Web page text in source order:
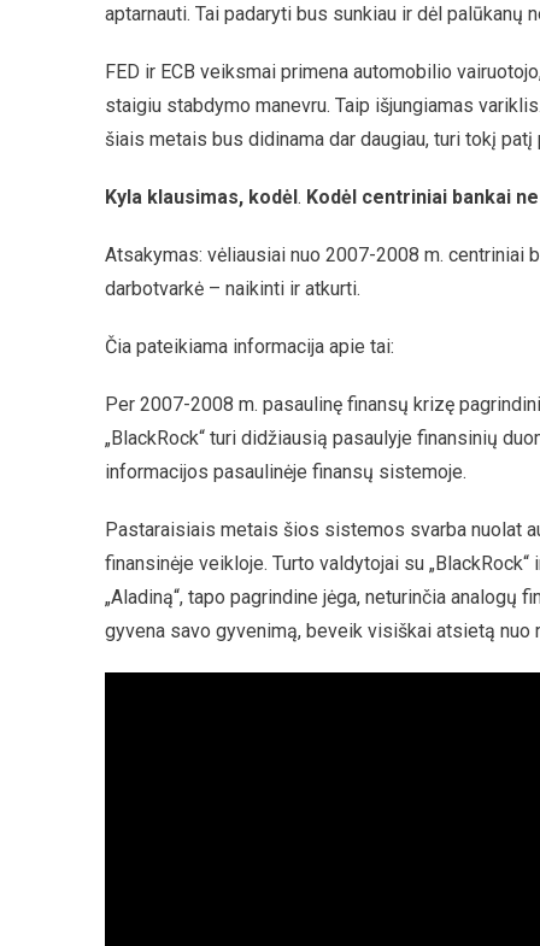
aptarnauti. Tai padaryti bus sunkiau ir dėl palūkanų
FED ir ECB veiksmai primena automobilio
staigiu stabdymo manevru. Taip išjungiamas
šiais metais bus didinama dar daugiau, turi tokį
Kyla klausimas, kodėl. Kodėl centriniai bankai
Atsakymas: vėliausiai nuo 2007-2008 m. centriniai
darbotvarkė – naikinti ir atkurti.
Čia pateikiama informacija apie tai:
Per 2007-2008 m. pasaulinę finansų krizę
„BlackRock“ turi didžiausią pasaulyje finansinių
informacijos pasaulinėje finansų sistemoje.
Pastaraisiais metais šios sistemos svarba nuolat
finansinėje veikloje. Turto valdytojai su
„Aladiną“, tapo pagrindine jėga, neturinčia
gyvena savo gyvenimą, beveik visiškai atsietą